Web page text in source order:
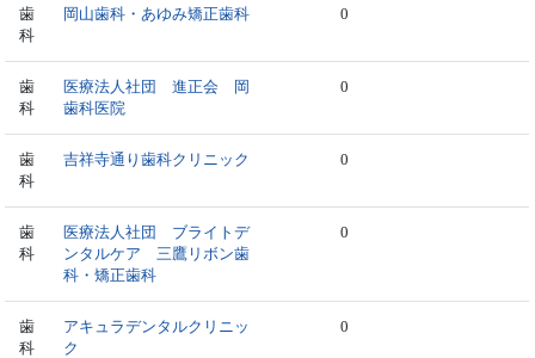
歯
科
岡山歯科・あゆみ矯正歯科 0
歯
科
医療法人社団 進正会 岡
歯科医院
0
歯
科
吉祥寺通り歯科クリニック 0
歯
科
医療法人社団 ブライトデ
ンタルケア 三鷹リボン歯
科・矯正歯科
0
歯
科
アキュラデンタルクリニッ
ク
0